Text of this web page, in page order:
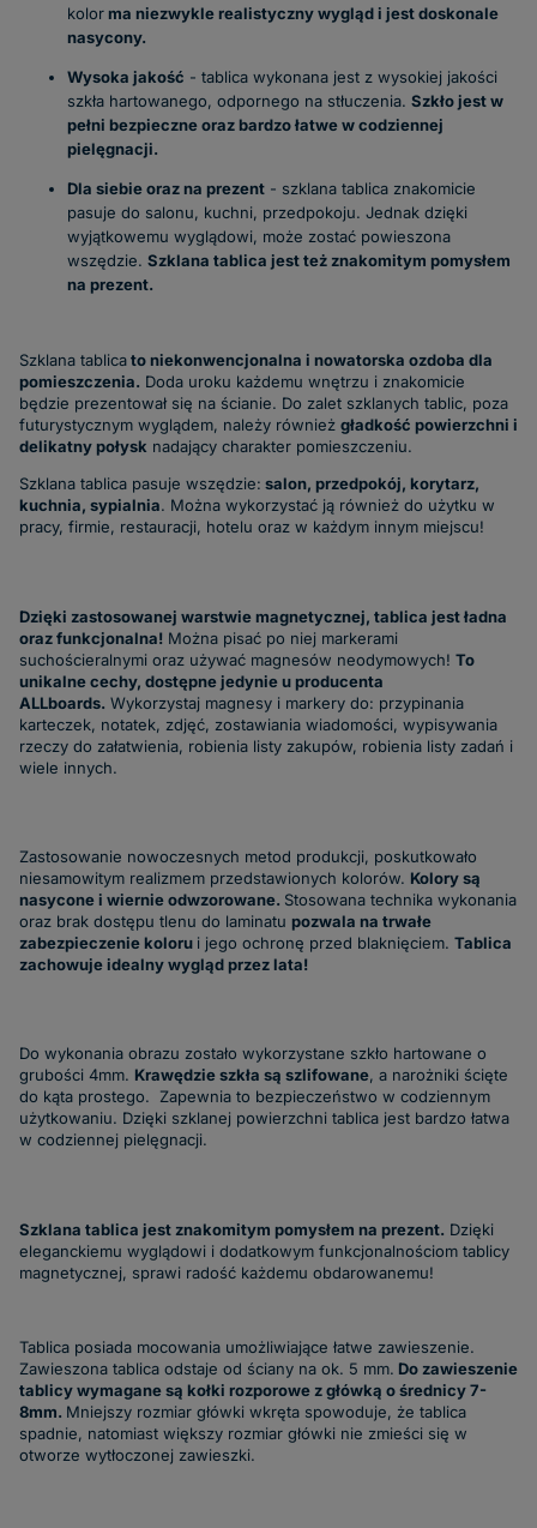
kolorma niezwykle realistyczny wygląd i jest doskonale
nasycony.
Wysoka jakość - tablica wykonana jest z wysokiej jakości
szkła hartowanego, odpornego na stłuczenia. Szkło jest w
pełni bezpieczne oraz bardzo łatwe w codziennej
pielęgnacji.
Dla siebie oraz na prezent - szklana tablica znakomicie
pasuje do salonu, kuchni, przedpokoju. Jednak dzięki
wyjątkowemu wyglądowi, może zostać powieszona
wszędzie. Szklana tablica jest też znakomitym pomysłem
na prezent.
Szklana tablicato niekonwencjonalna i nowatorska ozdoba dla
pomieszczenia. Doda uroku każdemu wnętrzu i znakomicie
będzie prezentował się na ścianie. Do zalet szklanych tablic, poza
futurystycznym wyglądem, należy również gładkość powierzchni i
delikatny połysk nadający charakter pomieszczeniu.
Szklana tablica pasuje wszędzie: salon, przedpokój, korytarz,
kuchnia, sypialnia. Można wykorzystać ją również do użytku w
pracy, firmie, restauracji, hotelu oraz w każdym innym miejscu!
Dzięki zastosowanej warstwie magnetycznej, tablica jest ładna
oraz funkcjonalna! Można pisać po niej markerami
suchościeralnymi oraz używać magnesów neodymowych! To
unikalne cechy, dostępne jedynie u producenta
ALLboards. Wykorzystaj magnesy i markery do: przypinania
karteczek, notatek, zdjęć, zostawiania wiadomości, wypisywania
rzeczy do załatwienia, robienia listy zakupów, robienia listy zadań i
wiele innych.
Zastosowanie nowoczesnych metod produkcji, poskutkowało
niesamowitym realizmem przedstawionych kolorów. Kolory są
nasycone i wiernie odwzorowane. Stosowana technika wykonania
oraz brak dostępu tlenu do laminatu pozwala na trwałe
zabezpieczenie koloru i jego ochronę przed blaknięciem. Tablica
zachowuje idealny wygląd przez lata!
Do wykonania obrazu zostało wykorzystane szkło hartowane o
grubości 4mm. Krawędzie szkła są szlifowane, a narożniki ścięte
do kąta prostego. Zapewnia to bezpieczeństwo w codziennym
użytkowaniu. Dzięki szklanej powierzchni tablica jest bardzo łatwa
w codziennej pielęgnacji.
Szklana tablica jest znakomitym pomysłem na prezent. Dzięki
eleganckiemu wyglądowi i dodatkowym funkcjonalnościom tablicy
magnetycznej, sprawi radość każdemu obdarowanemu!
Tablica posiada mocowania umożliwiające łatwe zawieszenie.
Zawieszona tablica odstaje od ściany na ok. 5 mm. Do zawieszenie
tablicy wymagane są kołki rozporowe z główką o średnicy 7-
8mm. Mniejszy rozmiar główki wkręta spowoduje, że tablica
spadnie, natomiast większy rozmiar główki nie zmieści się w
otworze wytłoczonej zawieszki.